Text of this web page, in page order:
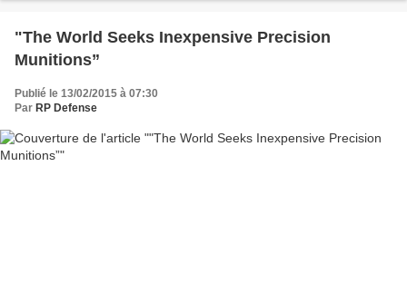
"The World Seeks Inexpensive Precision
Munitions”
Publié le 13/02/2015 à 07:30
Par RP Defense